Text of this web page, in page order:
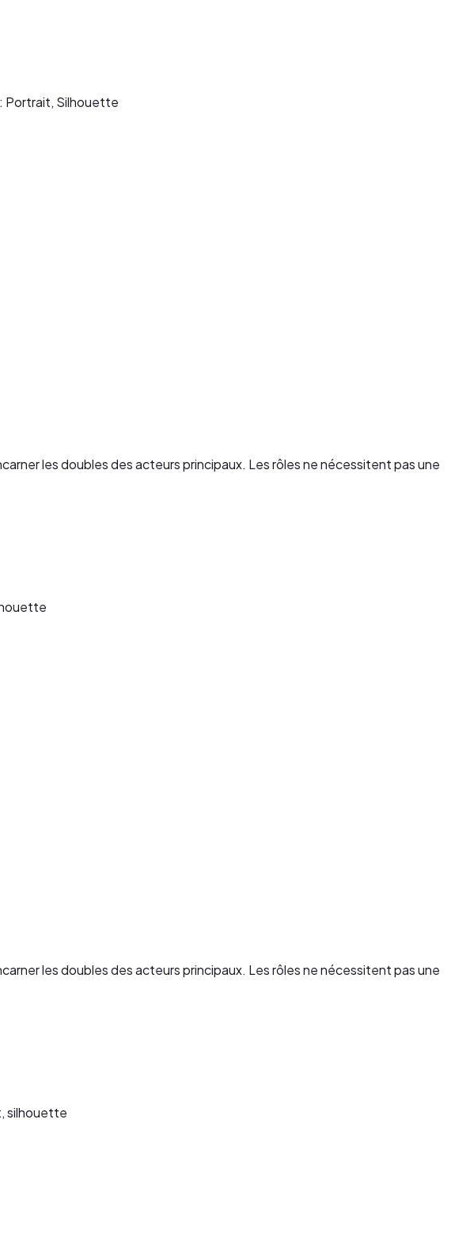
Portrait, Silhouette
les doubles des acteurs principaux. Les rôles ne nécessitent pas une
les doubles des acteurs principaux. Les rôles ne nécessitent pas une
silhouette